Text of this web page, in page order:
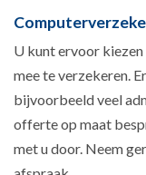
U kunt ervoor
mee te verzekeren.
bijvoorbeeld veel
offerte op maat
met u door. Neem